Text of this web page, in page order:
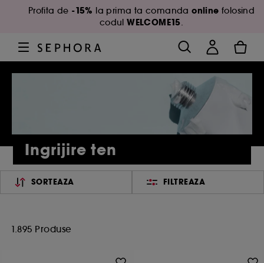
Profita de -15% la prima ta comandaonline folosind
codulWELCOME15.
Ingrijire ten
SORTEAZA FILTREAZA
1.895 Produse